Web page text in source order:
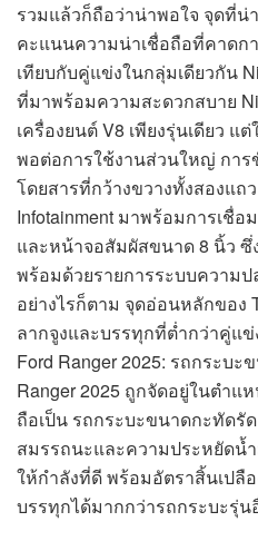
รวมแล้วก็ถือว่าน่าพอใจ จุดที่น่
คะแนนความน่าเชื่อถือที่คาดก
เทียบกับคู่แข่งในกลุ่มเดียวกัน
ที่มาพร้อมความสะดวกสบาย
เครื่องยนต์ V8 เพียงรุ่นเดียว แ
พอต่อการใช้งานส่วนใหญ่ กา
โดยสารที่กว้างขวางทั้งสองแถ
Infotainment มาพร้อมการเชื่
และหน้าจอสัมผัสขนาด 8 นิ้ว
พร้อมด้วยรายการระบบความ
อย่างไรก็ตาม จุดอ่อนหลักของ
ลากจูงและบรรทุกที่ต่ำกว่าคู่แ
Ford Ranger 2025: รถกระบ
Ranger 2025 ถูกจัดอยู่ในตำแ
ถือเป็น รถกระบะขนาดกะทัดรั
สมรรถนะและความประหยัดน้
ให้กำลังที่ดี พร้อมอัตราสิ้นเปลื
บรรทุกได้มากกว่ารถกระบะรุ่